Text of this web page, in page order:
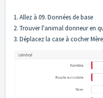
1. Allez à 09. Données de base
2. Trouver l'animal donneur en
3. Déplacez la case à cocher